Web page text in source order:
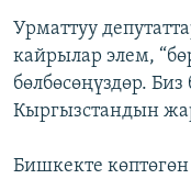
Урматтуу
кайрылар элем,
бөлбөсөңүздөр.
Кыргызстандын
Бишкекте